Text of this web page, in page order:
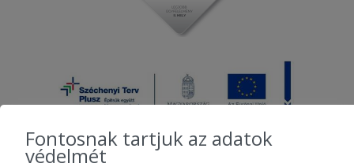
Fontosnak tartjuk az adatok
védelmét